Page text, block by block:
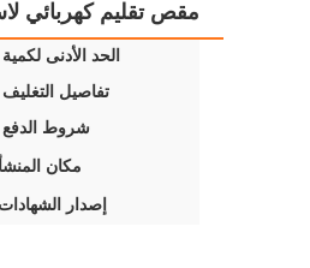
مقص تقليم كهربائي
الحد الأدنى
تفاصيل التغليف
شروط الدفع
مكان
إصدار